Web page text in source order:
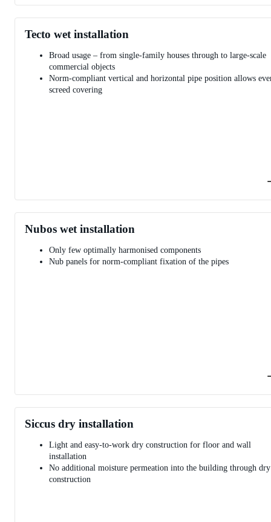
Tecto wet installation
Broad usage – from single-family houses through to large-scale
commercial objects
Norm-compliant vertical and horizontal pipe position allows
screed covering
Nubos wet installation
Only few optimally harmonised components
Nub panels for norm-compliant fixation of the pipes
Siccus dry installation
Light and easy-to-work dry construction for floor and wall
installation
No additional moisture permeation into the building through dry
construction